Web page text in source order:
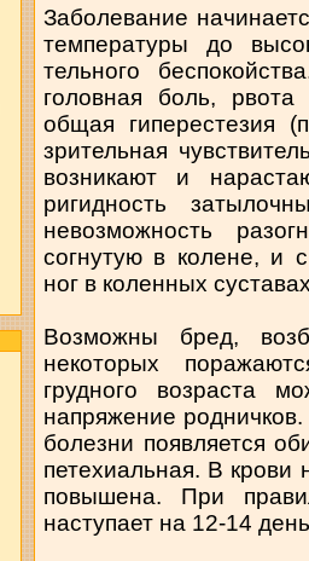
Заболевание
температуры до
тельного
головная боль,
общая гиперестезия
зрительная
возникают и
ригидность
невозможность
согнутую в колене, и
ног в коленных
Возможны бред,
некоторых
грудного возраста
напряжение
болезни появляется
петехиальная. В
повышена. При
наступает на 12-14